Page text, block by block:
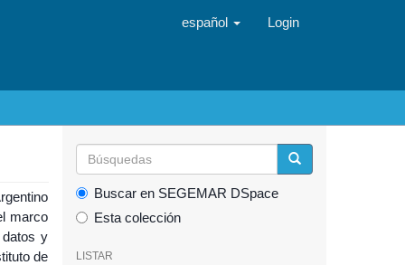
español Login
marco
datos y
de
Buscar en SEGEMAR DSpace
Esta colección
LISTAR